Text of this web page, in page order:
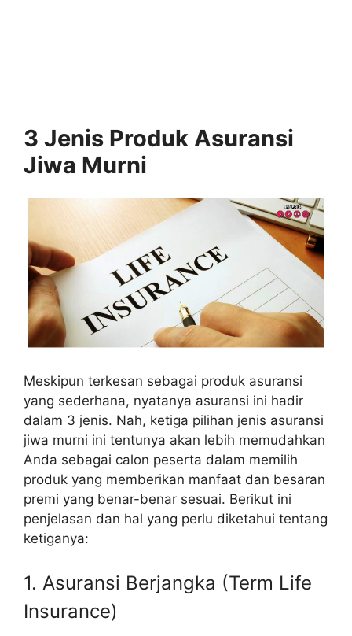
3 Jenis Produk Asuransi
Jiwa Murni
Meskipun terkesan sebagai produk asuransi
yang sederhana, nyatanya asuransi ini hadir
dalam 3 jenis. Nah, ketiga pilihan jenis asuransi
jiwa murni ini tentunya akan lebih memudahkan
Anda sebagai calon peserta dalam memilih
produk yang memberikan manfaat dan besaran
premi yang benar-benar sesuai. Berikut ini
penjelasan dan hal yang perlu diketahui tentang
ketiganya:
1. Asuransi Berjangka (Term Life
Insurance)